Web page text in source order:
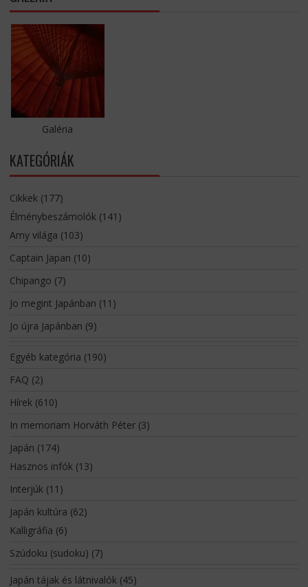
Galéria
KATEGÓRIÁK
Cikkek (177)
Élménybeszámolók (141)
Amy világa (103)
Captain Japan (10)
Chipango (7)
Jo megint Japánban (11)
Jo újra Japánban (9)
Egyéb kategória (190)
FAQ (2)
Hírek (610)
In memoriam Horváth Péter(3)
Japán (174)
Hasznos infók (13)
Interjúk (11)
Japán kultúra (62)
Kalligráfia (6)
Szúdoku (sudoku) (7)
Japán tájak és látnivalók (45)